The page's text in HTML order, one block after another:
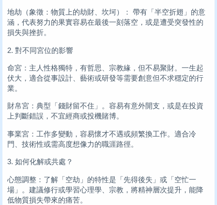
地劫（象徵：物質上的劫財、坎坷）： 帶有「半空折翅」的意
涵，代表努力的果實容易在最後一刻落空，或是遭受突發性的
損失與挫折。
2. 對不同宮位的影響
命宮：主人性格獨特，有哲思、宗教緣，但不易聚財。一生起
伏大，適合從事設計、藝術或研發等需要創意但不求穩定的行
業。
財帛宮：典型「錢財留不住」。容易有意外開支，或是在投資
上判斷錯誤，不宜經商或投機賭博。
事業宮：工作多變動，容易懷才不遇或頻繁換工作。適合冷
門、技術性或需高度想像力的職涯路徑。
3. 如何化解或共處？
心態調整：了解「空劫」的特性是「先得後失」或「空忙一
場」。建議修行或學習心理學、宗教，將精神層次提升，能降
低物質損失帶來的痛苦。